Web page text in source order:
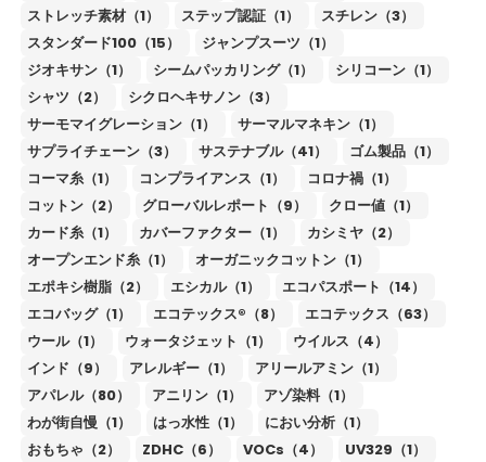
ストレッチ素材（1）
ステップ認証（1）
スチレン（3）
スタンダード100（15）
ジャンプスーツ（1）
ジオキサン（1）
シームパッカリング（1）
シリコーン（1）
シャツ（2）
シクロヘキサノン（3）
サーモマイグレーション（1）
サーマルマネキン（1）
サプライチェーン（3）
サステナブル（41）
ゴム製品（1）
コーマ糸（1）
コンプライアンス（1）
コロナ禍（1）
コットン（2）
グローバルレポート（9）
クロー値（1）
カード糸（1）
カバーファクター（1）
カシミヤ（2）
オープンエンド糸（1）
オーガニックコットン（1）
エポキシ樹脂（2）
エシカル（1）
エコパスポート（14）
エコバッグ（1）
エコテックス®（8）
エコテックス（63）
ウール（1）
ウォータジェット（1）
ウイルス（4）
インド（9）
アレルギー（1）
アリールアミン（1）
アパレル（80）
アニリン（1）
アゾ染料（1）
わが街自慢（1）
はっ水性（1）
におい分析（1）
おもちゃ（2）
ZDHC（6） VOCs（4）
UV329（1）